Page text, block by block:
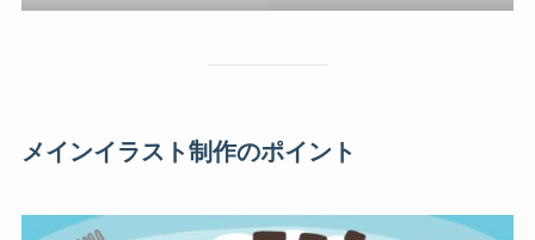
メインイラスト制作のポイント